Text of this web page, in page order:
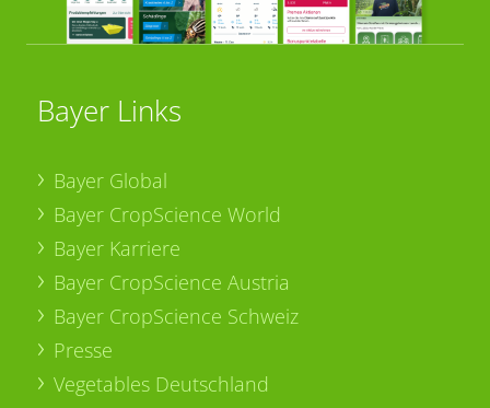
Bayer Links
Bayer Global
Bayer CropScience World
Bayer Karriere
Bayer CropScience Austria
Bayer CropScience Schweiz
Presse
Vegetables Deutschland